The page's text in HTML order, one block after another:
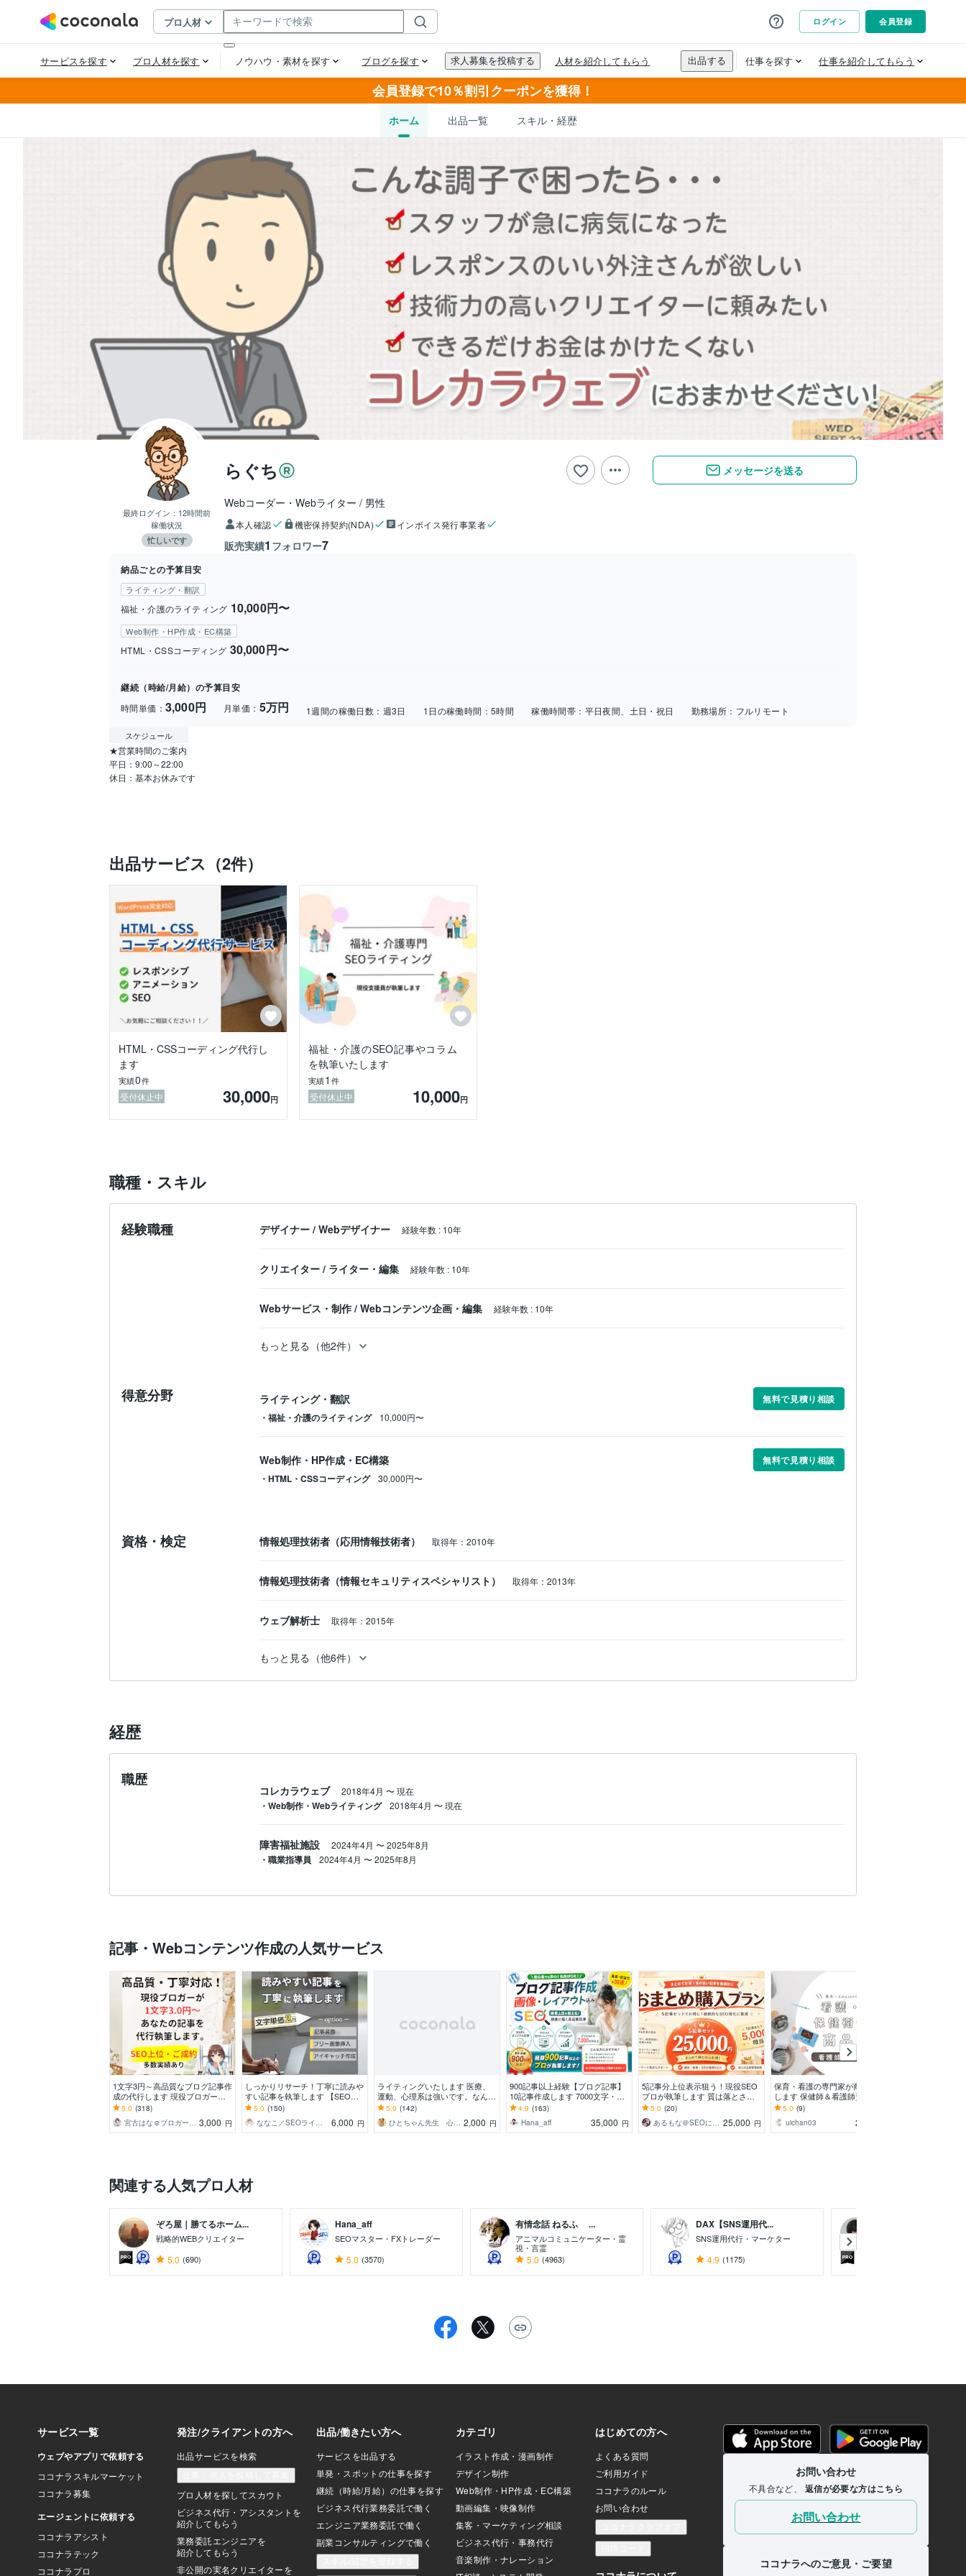
会員登録で10％割引クーポンを獲得！
ホーム 出品一覧 スキル・経歴
最終ログイン： 12時間前
稼働状況
忙しいです
らぐち
Webコーダー・Webライター 男性
本人確認 機密保持契約(NDA) インボイス発行事業者
販売実績1 フォロワー7
メッセージを送る
納品ごとの予算目安
ライティング・翻訳
福祉・介護のライティング 10,000円〜
Web制作・HP作成・EC構築
HTML・CSSコーディング 30,000円〜
継続（時給/月給）の予算目安
時間単価： 3,000円 月単価： 5万円 1週間の稼働日数： 週3日 1日の稼働時間： 5時間 稼働時間帯： 平日夜間、土日・祝日 勤務場所： フルリモート
スケジュール
★営業時間のご案内
平日：9:00～22:00
休日：基本お休みです
出品サービス（2件）
HTML・CSSコーディング代行し
ます
実績0件
受付休止中 30,000円
福祉・介護のSEO記事やコラム
を執筆いたします
実績1 件
受付休止中 10,000円
職種・スキル
経験職種 デザイナー / Webデザイナー 経験年数 : 10年
クリエイター / ライター・編集 経験年数 : 10年
Webサービス・制作 / Webコンテンツ企画・編集 経験年数 : 10年
もっと見る（他2件）
得意分野 ライティング・翻訳
無料で見積り相談
・福祉・介護のライティング
10,000円〜
Web制作・HP作成・EC構築
無料で見積り相談
・HTML・CSSコーディング
30,000円〜
資格・検定 情報処理技術者（応用情報技術者） 取得年：2010年
情報処理技術者（情報セキュリティスペシャリスト） 取得年：2013年
ウェブ解析士 取得年：2015年
もっと見る（他6件）
経歴
職歴
コレカラウェブ 2018年4月 〜現在
・Web制作・Webライティング 2018年4月 〜現在
障害福祉施設 2024年4月 〜2025年8月
・職業指導員 2024年4月 〜2025年8月
記事・Webコンテンツ作成の人気サービス
1文字3円～高品質なブログ記事作
成の代行します 現役ブロガーが
あなたの「書いてほしい」記事を
作成
5.0 (318)
宮古はな☺︎ブロガーでライター 3,000 円
しっかりリサーチ！丁寧に読みや
すい記事を執筆します 【SEO】
と【読みやすさ】にこだわった記
事に仕上げます
5.0 (150)
ななこ／SEOライター
6,000 円
ライティングいたします 医療、
運動、心理系は強いです。なんで
もご相談ください。
5.0 (142)
ひとちゃん先生 心と身体のサポーター 2,000 円
900記事以上経験【ブログ記事】
10記事作成します 7000文字・ワ
ードプレス入稿可！キーワード選
定・画像全込み
4.9 (163)
Hana_aff
35,000 円
5記事分上位表示狙う！現役SEO
プロが執筆します 質は落とさず
外注費を抑えたい方・サイトの専
門性を高めたい人へ
5.0 (20)
あるもな＠SEOに強い記事執筆代行します 25,000 円
保育・看護の専門家が商品監修を
します 保健師＆看護師資格＋保
育園看護師！2歳児育児中の専門
家です！
5.0 (9)
uichan03
20,000
関連する人気プロ人材
ぞろ屋｜勝てるホーム...
戦略的WEBクリエイター
5.0 (690)
Hana_aff
SEOマスター・FXトレーダー
5.0 (3570)
有情念話 ねるふ ...
アニマルコミュニケーター・霊
視・言霊
5.0 (4963)
DAX【SNS運用代...
SNS運用代行・マーケター
4.9 (1175)